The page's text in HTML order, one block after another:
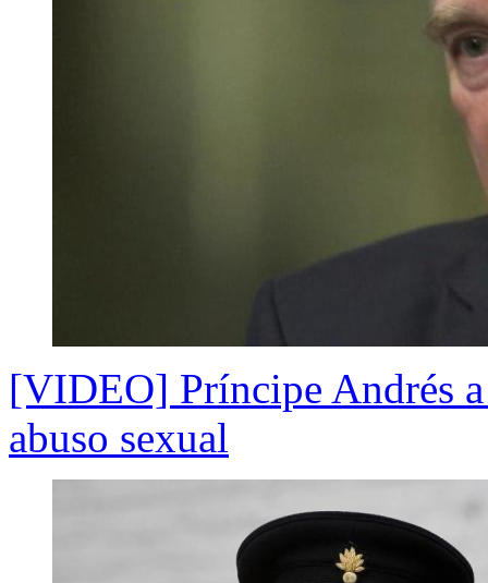
[VIDEO] Príncipe Andrés
abuso sexual